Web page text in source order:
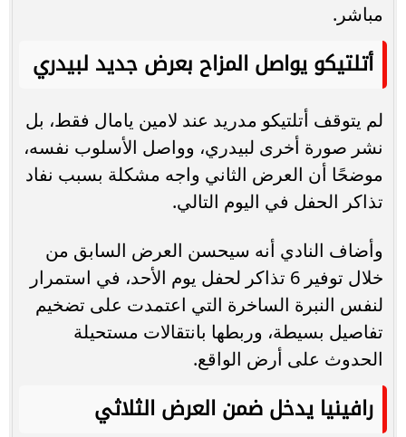
مباشر.
أتلتيكو يواصل المزاح بعرض جديد لبيدري
لم يتوقف أتلتيكو مدريد عند لامين يامال فقط، بل
نشر صورة أخرى لبيدري، وواصل الأسلوب نفسه،
موضحًا أن العرض الثاني واجه مشكلة بسبب نفاد
تذاكر الحفل في اليوم التالي.
وأضاف النادي أنه سيحسن العرض السابق من
خلال توفير 6 تذاكر لحفل يوم الأحد، في استمرار
لنفس النبرة الساخرة التي اعتمدت على تضخيم
تفاصيل بسيطة، وربطها بانتقالات مستحيلة
الحدوث على أرض الواقع.
رافينيا يدخل ضمن العرض الثلاثي